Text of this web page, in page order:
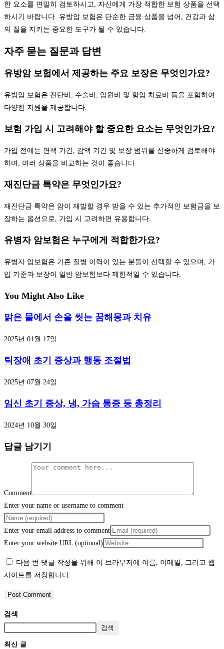
한 요소를 면밀히 검토하시고, 자신에게 가장 적합한 보험 상품을 선택
하시기 바랍니다. 유방암 보험은 단순한 금융 상품을 넘어, 건강과 삶
의 질을 지키는 중요한 도구가 될 수 있습니다.
자주 묻는 질문과 답변
유방암 보험에서 제공하는 주요 보장은 무엇인가요?
유방암 보험은 진단비, 수술비, 입원비 및 항암 치료비 등을 포함하여
다양한 지원을 제공합니다.
보험 가입 시 고려해야 할 중요한 요소는 무엇인가요?
가입 전에는 면책 기간, 감액 기간 및 보장 범위를 신중하게 검토해야
하며, 여러 상품을 비교하는 것이 좋습니다.
재진단금 특약은 무엇인가요?
재진단금 특약은 암이 재발할 경우 받을 수 있는 추가적인 보험금을 보
장하는 옵션으로, 가입 시 고려하면 유용합니다.
유병자 암보험은 누구에게 적합한가요?
유병자 암보험은 기존 질병 이력이 있는 분들이 선택할 수 있으며, 가
입 기준과 보장이 일반 암보험보다 제한적일 수 있습니다.
You Might Also Like
맑은 물에서 손을 씻는 꿈해몽과 치유
2025년 01월 17일
틱장애 초기 증상과 행동 조절법
2025년 07월 24일
임신 초기 증상, 냉, 가슴 통증 등 총정리
2024년 10월 30일
답글 남기기
Comment
Enter your name or username to comment
Enter your email address to comment
Enter your website URL (optional)
다음 번 댓글 작성을 위해 이 브라우저에 이름, 이메일, 그리고 웹
사이트를 저장합니다.
검색
검색
최신 글